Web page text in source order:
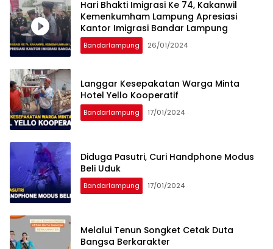
Hari Bhakti Imigrasi Ke 74, Kakanwil
Kemenkumham Lampung Apresiasi
Kantor Imigrasi Bandar Lampung
Bandarlampung 26/01/2024
Langgar Kesepakatan Warga Minta
Hotel Yello Kooperatif
Bandarlampung 17/01/2024
Diduga Pasutri, Curi Handphone Modus
Beli Uduk
Bandarlampung 17/01/2024
Melalui Tenun Songket Cetak Duta
Bangsa Berkarakter